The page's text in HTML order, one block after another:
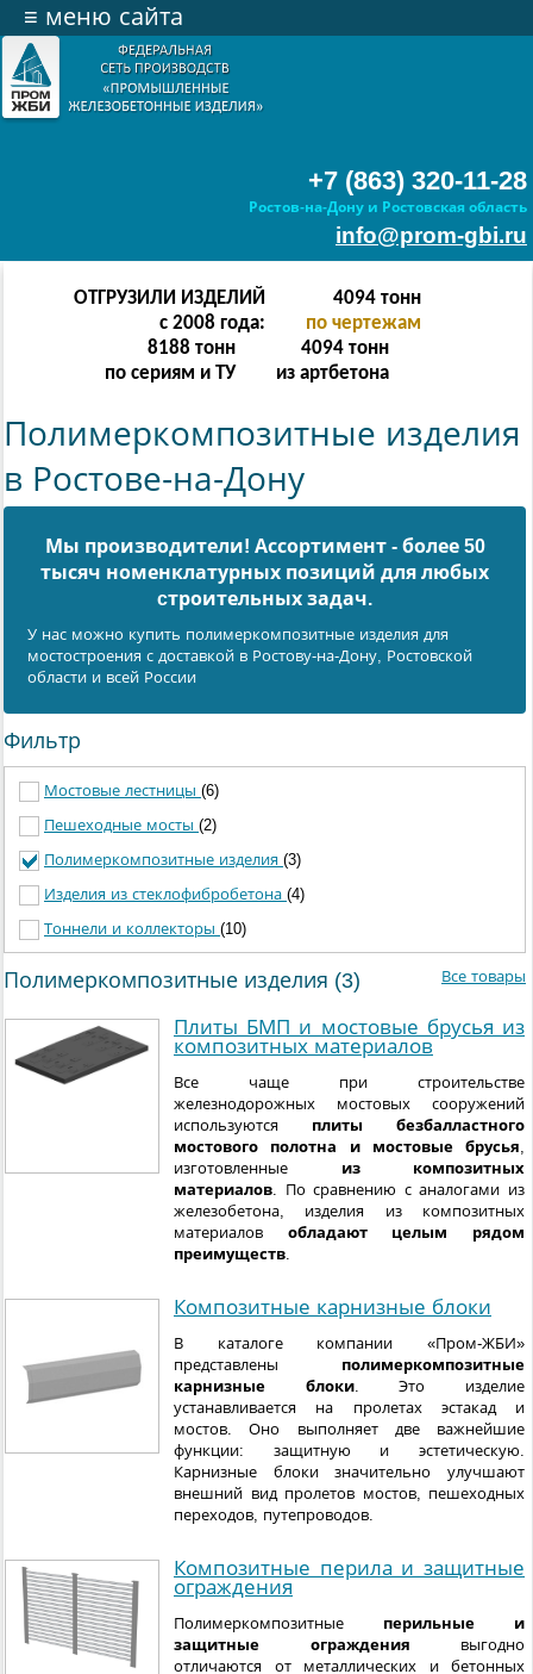
+7 (863) 320-11-28
Ростов-на-Дону и Ростовская область
info@prom-gbi.ru
≡ меню сайта
ОТГРУЗИЛИ ИЗДЕЛИЙ
с 2008 года:
8190тонн
по чертежам
16380 тонн
по сериям и ТУ
8190 тонн
из артбетона
Полимеркомпозитные изделия
в Ростове-на-Дону
Мы производители! Ассортимент - более 50
тысяч номенклатурных позиций для любых
cтроительных задач.
У нас можно купить полимеркомпозитные изделия для
мостостроения с доставкой в Ростову-на-Дону, Ростовской
области и всей России
Фильтр
Мостовые лестницы (6)
Пешеходные мосты (2)
Полимеркомпозитные изделия (3)
Изделия из стеклофибробетона (4)
Тоннели и коллекторы (10)
Полимеркомпозитные изделия (3) Все товары
Плиты БМП и мостовые брусья из
композитных материалов
Все чаще при строительстве
железнодорожных мостовых сооружений
используются плиты безбалластного
мостового полотна и мостовые брусья
изготовленные из композитных
материалов . По сравнению с аналогами из
железобетона, изделия из композитных
материалов обладают целым рядом
преимуществ
Композитные карнизные блоки
В каталоге компании «Пром-ЖБИ»
представлены полимеркомпозитные
карнизные блоки. Это изделие
устанавливается на пролетах эстакад и
мостов. Оно выполняет две важнейшие
функции: защитную и эстетическую.
Карнизные блоки значительно улучшают
внешний вид пролетов мостов, пешеходных
переходов, путепроводов.
Композитные перила и защитные
ограждения
Полимеркомпозитные перильные и
защитные ограждения выгодно
отличаются от металлических и бетонных